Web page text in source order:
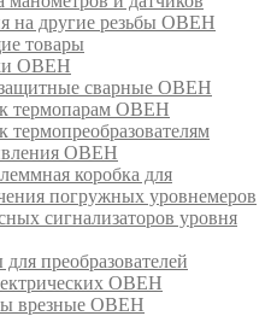
на другие резьбы ОВЕН
товары
ОВЕН
сварные ОВЕН
термопарам ОВЕН
термопреобразователям
ОВЕН
коробка для
погружных уровнемеров
сигнализаторов уровня
преобразователей
ОВЕН
врезные ОВЕН